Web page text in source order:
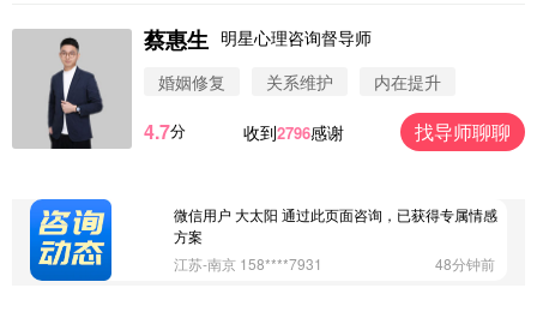
蔡惠生 明星心理咨询督导师
婚姻修复
关系维护 内在提升
4.7分 收到2796感谢 找导师聊聊
微信用户 圆圈 通过此页面咨询，已获得专属情感方
案
微信用户 Vnno 通过此页面咨询，已获得专属情感方
微信用户 大太阳 通过此页面咨询，已获得专属情感
方案
江苏-南京 158****7931
48分钟前